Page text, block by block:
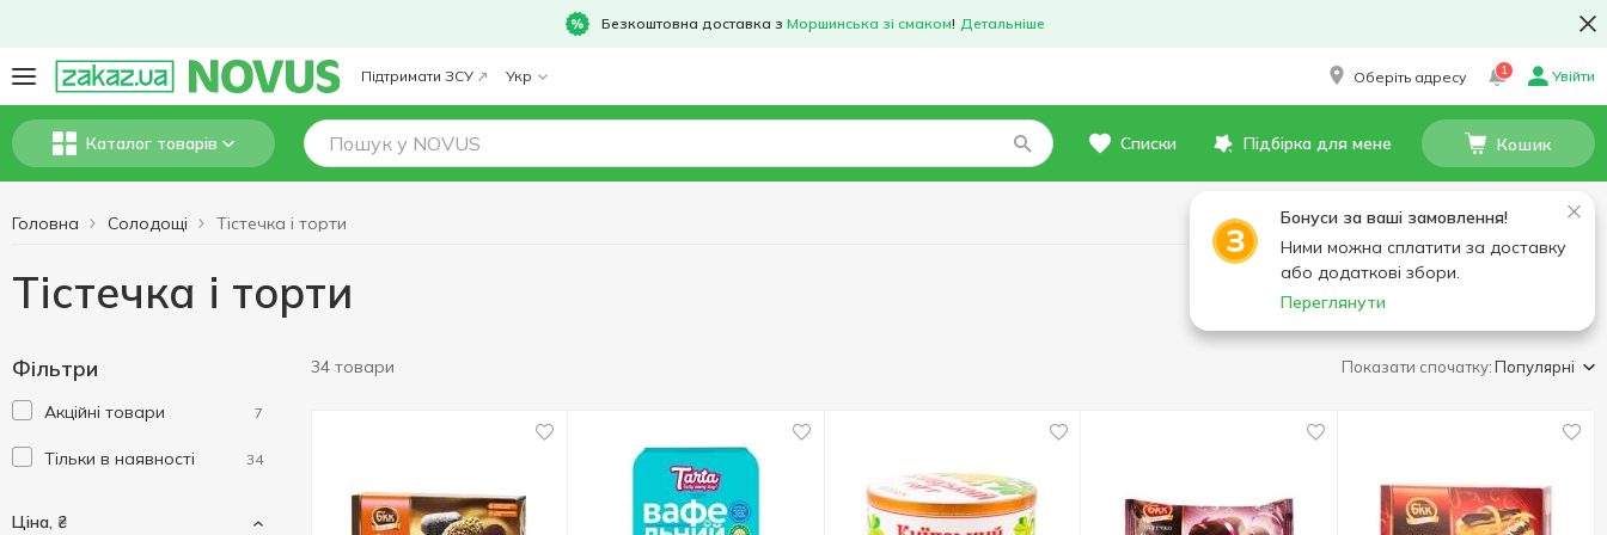
Безкоштовна доставка з Моршинська зі смаком! Детальніше
Підтримати ЗСУ Укр Оберіть адресу 1 Увійти
Каталог товарів Списки Підбірка для мене Кошик
Бонуси за ваші замовлення!
Ними можна сплатити за доставку
або додаткові збори.
Переглянути
Головна Солодощі Тістечка і торти
Тістечка і торти
Фільтри
Акційні товари 7
Тільки в наявності 34
Ціна, ₴
34 товари Показати спочатку:Популярні